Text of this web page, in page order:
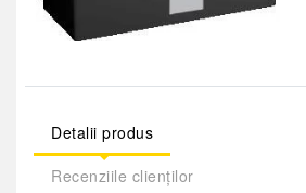
Detalii produs
Recenziile clienților